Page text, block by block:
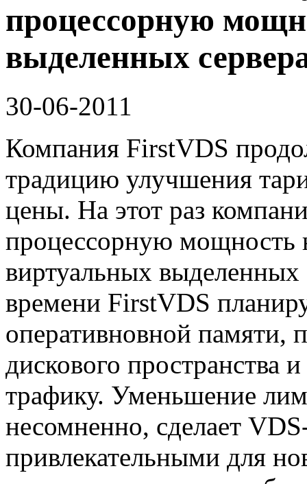
процессорную
выделенных
30-06-2011
Компания FirstVDS
традицию улучшения
цены. На этот раз
процессорную мощность
виртуальных
времени FirstVDS
оперативновной памяти,
дискового пространства
трафику. Уменьшение
несомненно, сделает
привлекательными для